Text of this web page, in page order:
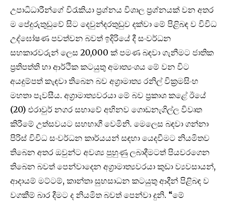
උපාධිධාරීන්ගේ විරැකියා ප්‍රශ්නය විශාල ප්‍රශ්නයක් වන අතර
ම පේදුරුතුඩුවේ සිට දෙවුන්දරතුඩුව දක්වා මේ පිළිබඳ ව විවිධ
උද්ඝෝෂණ පවත්වන බවත් ඉදිරියේ දී සංවර්ධන
සහකාරවරුන් ලෙස 20,000 ක් පමණ බඳවා ගැනීමට ජාතික
ප්‍රතිපත්ති හා ආර්ථික කටයුතු අමාත්‍යංශය මේ වන විට
අයදුම්පත් කැඳවා තිබෙන බව අග්‍රාමාත්‍ය රනිල් වික්‍රමසිංහ
මහතා පැවසීය. අග්‍රාමාත්‍යවරයා මේ බව ප්‍රකාශ කළේ ඊයේ
(20) එරාවුර් නගර සභාවේ අභිනව ගොඩනැගිල්ල විවෘත
කිරීමේ උත්සවයට සහභාගී වෙමිනි. මෙලෙස බඳවා ගන්නා
පිරිස් විවිධ සංවර්ධන කාර්යයන් සඳහා යෙදවීමට නියමිතව
තිබෙන අතර ඔවුන්ට අවශ්‍ය පුහුණු ලබාදීමටත් පියවරගෙන
තිබෙන බවත් පෙන්වාදෙන අග්‍රාමාත්‍යවරයා කුඩා ව්‍යවසායන්,
ආදායම් මට්ටම්, කාන්තා සුභසාධන කටයුතු ආදීන් පිළිබඳ ව
වගකීම් බාර දීමට ද නියමිත බවත් පෙන්වා දුනි. “මේ